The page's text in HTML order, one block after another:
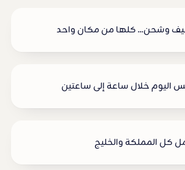
وشحن... كلها من مكان واحد
اليوم خلال ساعة إلى ساعتين
كل المملكة والخليج